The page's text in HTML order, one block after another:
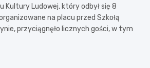
Kultury Ludowej, który odbył się 8
na placu przed Szkołą
przyciągnęło licznych gości, w tym